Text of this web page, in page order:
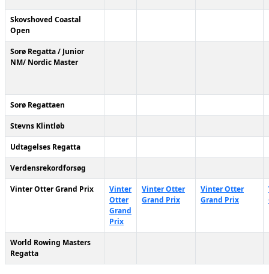
Skovshoved Coastal
Open
Sorø Regatta / Junior
NM/ Nordic Master
Sorø Regattaen
Stevns Klintløb
Udtagelses Regatta
Verdensrekordforsøg
Vinter Otter Grand Prix
Vinter
Otter
Grand
Prix
Vinter Otter
Grand Prix
Vinter Otter
Grand Prix
World Rowing Masters
Regatta